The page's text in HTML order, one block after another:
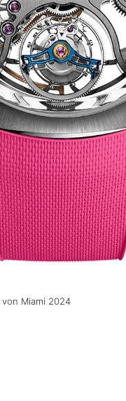
Miami 2024